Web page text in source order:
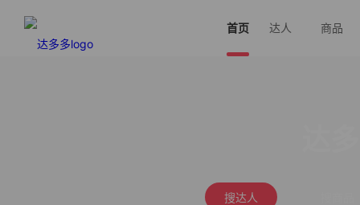
首页 达人 商品
搜达人